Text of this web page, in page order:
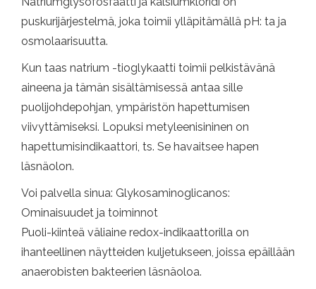
puskurijärjestelmä, joka toimii ylläpitämällä pH: ta ja
osmolaarisuutta.
Kun taas natrium -tioglykaatti toimii pelkistävänä
aineena ja tämän sisältämisessä antaa sille
puolijohdepohjan, ympäristön hapettumisen
viivyttämiseksi. Lopuksi metyleenisininen on
hapettumisindikaattori, ts. Se havaitsee hapen
läsnäolon.
Voi palvella sinua: Glykosaminoglicanos:
Ominaisuudet ja toiminnot
Puoli-kiinteä väliaine redox-indikaattorilla on
ihanteellinen näytteiden kuljetukseen, joissa epäillään
anaerobisten bakteerien läsnäoloa.